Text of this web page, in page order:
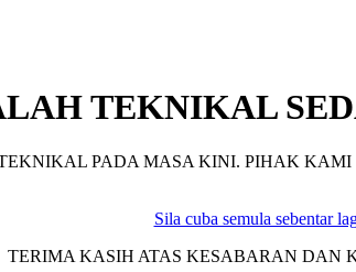
TEKNIKAL
PADA MASA KINI. PIHAK
Sila cuba semula sebentar
TERIMA KASIH ATAS KESABARAN DAN